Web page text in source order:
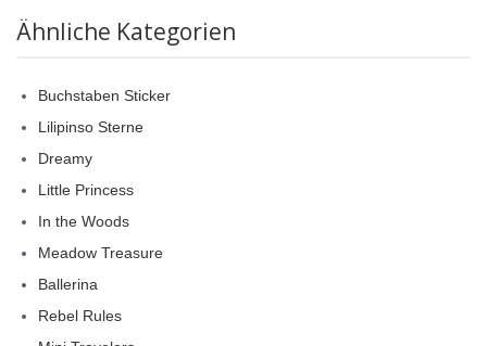
Ähnliche Kategorien
Buchstaben Sticker
Lilipinso Sterne
Dreamy
Little Princess
In the Woods
Meadow Treasure
Ballerina
Rebel Rules